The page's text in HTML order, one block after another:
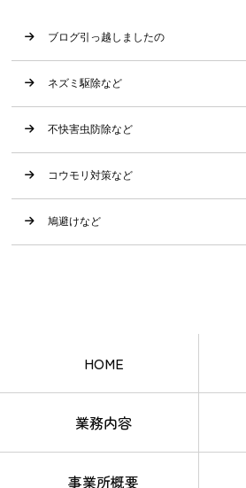
ブログ引っ越しましたの
ネズミ駆除など
不快害虫防除など
コウモリ対策など
鳩避けなど
HOME
業務内容
事業所概要